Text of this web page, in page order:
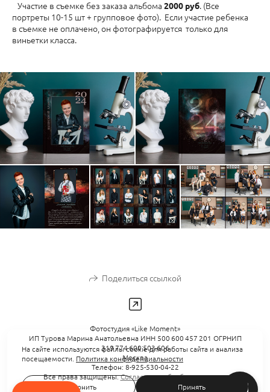
Участие в съемке без заказа альбома 2000 руб. (Все
портреты 10-15 шт + групповое фото). Если участие ребенка
в съемке не оплачено, он фотографируется только для
виньетки класса.
Поделиться ссылкой
Фотостудия «Like Moment»
ИП Турова Марина Анатольевна ИНН 500 600 457 201 ОГРНИП
319 774 600 503 606
Москва
Телефон: 8-925-530-04-22
Все права защищены.Согласие на обработку данных.
На сайте используются файлы cookie для работы сайта и анализа
посещаемости. Политика конфиденциальности
Отклонить Принять